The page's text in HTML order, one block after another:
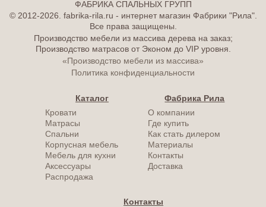
ФАБРИКА СПАЛЬНЫХ ГРУПП
© 2012-2026. fabrika-rila.ru - интернет магазин Фабрики "Рила".
Все права защищены.
Производство мебели из массива дерева на заказ;
Производство матрасов от Эконом до VIP уровня.
«Производство мебели из массива»
Политика конфиденциальности
Каталог
Кровати
Матрасы
Спальни
Корпусная мебель
Мебель для кухни
Аксессуары
Распродажа
Фабрика Рила
О компании
Где купить
Как стать дилером
Материалы
Контакты
Доставка
Контакты